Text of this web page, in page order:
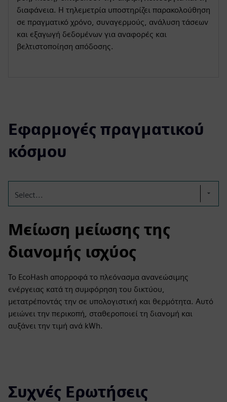
διαφάνεια. Η τηλεμετρία υποστηρίζει παρακολούθηση
σε πραγματικό χρόνο, συναγερμούς, ανάλυση τάσεων
και εξαγωγή δεδομένων για αναφορές και
βελτιστοποίηση απόδοσης.
Εφαρμογές πραγματικού
κόσμου
Select...
Μείωση μείωσης της
διανομής ισχύος
Το EcoHash απορροφά το πλεόνασμα ανανεώσιμης
ενέργειας κατά τη συμφόρηση του δικτύου,
μετατρέποντάς την σε υπολογιστική και θερμότητα. Αυτό
μειώνει την περικοπή, σταθεροποιεί τη διανομή και
αυξάνει την τιμή ανά kWh.
Συχνές Ερωτήσεις